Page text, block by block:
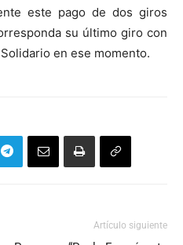
este pago de dos giros
su último giro con
en ese momento.
Artículo siguiente